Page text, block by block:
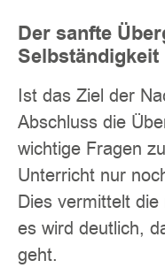
Der sanfte
Selbständigkeit
Ist das Ziel der
Abschluss die
wichtige Fragen
Unterricht nur
Dies vermittelt
es wird deutlich,
geht.